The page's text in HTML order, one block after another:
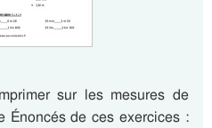
sur les mesures de
Énoncés de ces exercices :